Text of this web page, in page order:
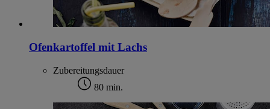
Ofenkartoffel mit Lachs
Zubereitungsdauer
80 min.